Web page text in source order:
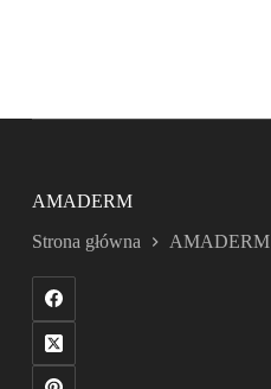
AMADERM
Strona główna AMADERM